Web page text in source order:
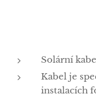
Solární
Kabel je
instalacích